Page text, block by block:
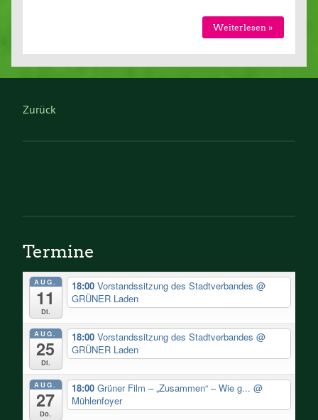
Weiterlesen »
Zurück
Termine
AUG.
11
Di.
18:00 Vorstandssitzung des Stadtverbandes @
GRÜNER Laden
AUG.
25
Di.
18:00 Vorstandssitzung des Stadtverbandes @
GRÜNER Laden
AUG.
27
Do.
18:00 Grüner Film – „Zusammen“ – Wie g... @
Mühlenfoyer